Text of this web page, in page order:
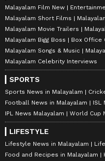
Malayalam Film New
Malayalam Short Films
Malayalam Movie Trailers
Malayalam Bigg Boss
Box Office
Malayalam Songs & Music
Malayalam Celebrity Interviews
SPORTS
Sports News in Malayalam
Football News in Malayalam
ISL
IPL News Malayalam
World Cup
LIFESTYLE
Lifestyle News in Malayalam
Food and Recipes in Malayalam